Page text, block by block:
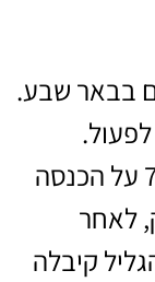
בבאר שבע.
אשקלון קיבלה הטבת מס של 7% על הכנסה
לאחר
קיבלה